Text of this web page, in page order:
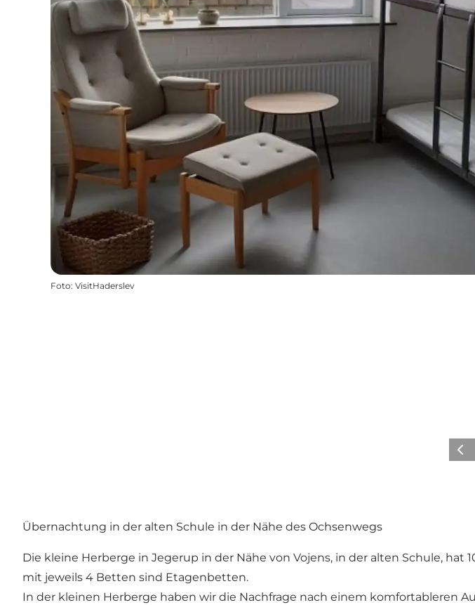
Foto: VisitHaderslev
Übernachtung in der alten Schule in der Nähe des Ochsenwegs
Die kleine Herberge in Jegerup in der Nähe von Vojens, in der alten Schule,
mit jeweils 4 Betten sind Etagenbetten.
In der kleinen Herberge haben wir die Nachfrage nach einem komfortableren